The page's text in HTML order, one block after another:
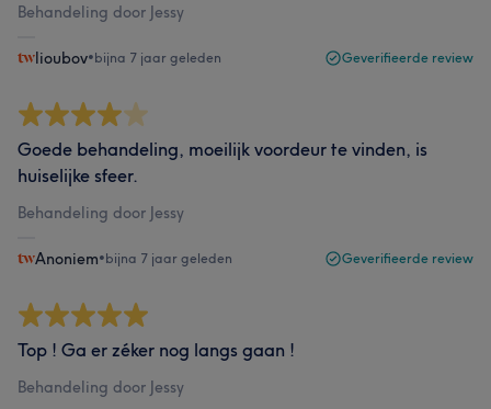
Behandeling door Jessy
lioubov•bijna 7 jaar geleden Geverifieerde review
Goede behandeling, moeilijk voordeur te vinden, is
huiselijke sfeer.
Behandeling door Jessy
Anoniem•bijna 7 jaar geleden Geverifieerde review
Top ! Ga er zéker nog langs gaan !
Behandeling door Jessy